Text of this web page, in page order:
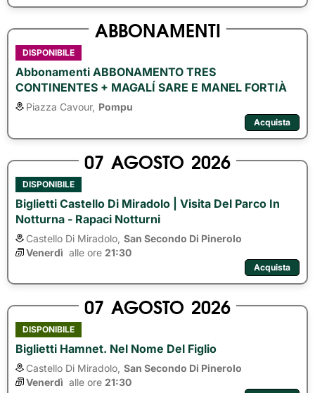
ABBONAMENTI
DISPONIBILE
Abbonamenti ABBONAMENTO TRES
CONTINENTES + MAGALÍ SARE E MANEL FORTIÀ
Piazza Cavour, Pompu
Acquista
07 AGOSTO 2026
DISPONIBILE
Biglietti Castello Di Miradolo | Visita Del Parco In
Notturna - Rapaci Notturni
Castello Di Miradolo, San Secondo Di Pinerolo
Venerdì alle ore 21:30
Acquista
07 AGOSTO 2026
DISPONIBILE
Biglietti Hamnet. Nel Nome Del Figlio
Castello Di Miradolo, San Secondo Di Pinerolo
Venerdì alle ore 21:30